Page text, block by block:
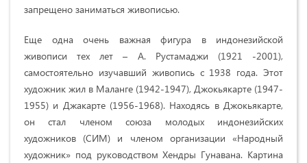
запрещено заниматься живописью.
Еще одна очень важная фигура в индонезийской
живописи тех лет – А. Рустамаджи (1921 -2001),
самостоятельно изучавший живопись с 1938 года. Этот
художник жил в Маланге (1942-1947), Джокьякарте (1947-
1955) и Джакарте (1956-1968). Находясь в Джокьякарте,
он стал членом союза молодых индонезийских
художников (СИМ) и членом организации «Народный
художник» под руководством Хендры Гунавана. Картина